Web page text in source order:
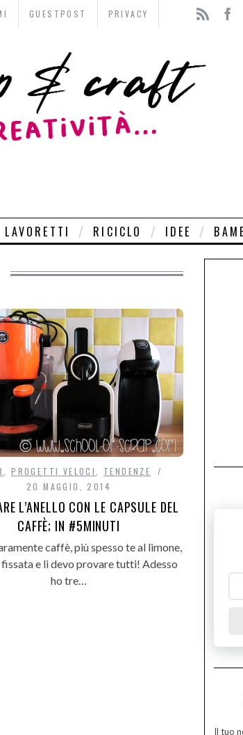
GUESTPOST PRIVACY
LAVORETTI RICICLO IDEE
,PROGETTI VELOCI
TENDENZE
20 MAGGIO, 2014
L’ANELLO CON LE CAPSULE DEL
CAFFÈ; IN #5MINUTI
caffè, più spesso te al limone,
fissata e li devo provare tutti! Adesso
ho tre…
Il tuo